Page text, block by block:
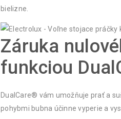
bielizne.
Záruka
funkciou
DualCare® vám umožňuje prať a
pohybmi bubna účinne vyperie a